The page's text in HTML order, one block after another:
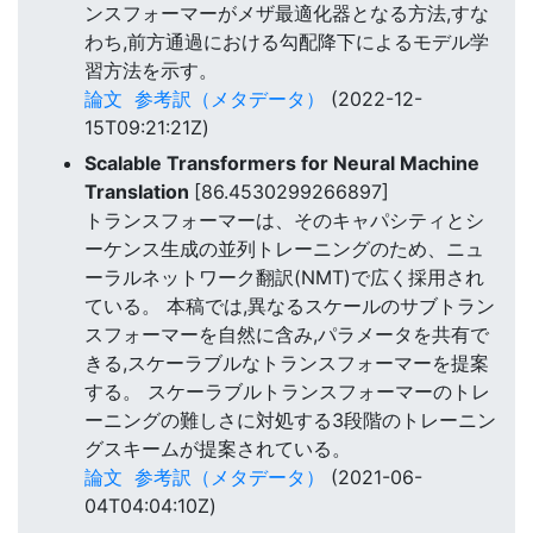
ンスフォーマーがメザ最適化器となる方法,すな
わち,前方通過における勾配降下によるモデル学
習方法を示す。
論文 参考訳（メタデータ）
(2022-12-
15T09:21:21Z)
Scalable Transformers for Neural Machine
Translation [86.4530299266897]
トランスフォーマーは、そのキャパシティとシ
ーケンス生成の並列トレーニングのため、ニュ
ーラルネットワーク翻訳(NMT)で広く採用され
ている。 本稿では,異なるスケールのサブトラン
スフォーマーを自然に含み,パラメータを共有で
きる,スケーラブルなトランスフォーマーを提案
する。 スケーラブルトランスフォーマーのトレ
ーニングの難しさに対処する3段階のトレーニン
グスキームが提案されている。
論文 参考訳（メタデータ）
(2021-06-
04T04:04:10Z)